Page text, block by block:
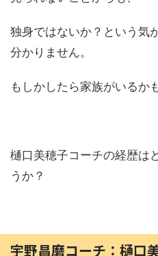
独身ではないか？という気
分かりません。
もしかしたら家族がいるか
樋口美穂子コーチの経歴は
うか？
宇野昌磨コーチ：樋口